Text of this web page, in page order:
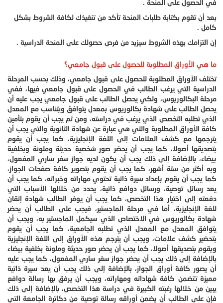
في الحصول على المنحة .
بعد أن تقوم بكتابة طلبات المنحة تأكد من تنفيذك لكافة الشروط بشكل
كامل .
إن التزامك بهذه الشروط سيزيد من فرص حصولك على المنحة الدراسية .
ما هي الأوراق المطلوبة للحصول على قبول جامعي؟
تختلف الأوراق المطلوبة للحصول على قبول جامعي، وذلك بحسب المرحلة
الدراسية التي يرغب الطالب في الحصول على قبول جامعي فيها، ففي
مرحلة البكالوريوس، ولكي يحصل الطالب على قبول جامعي يجب عليه أن
يحصل الطالب على شهادة بكالوريوس بمعدل يتوافق ويتناسب مع المعدل
الذي تطلبه التخصص الذي يرغب في دراسته، ومن ثم يجب أن يقوم بتأمين
كافة الأوراق المطلوبة والتي هي عبارة عن شهادة الثانوية والتي يجب أن
يترجمها مع كشف العلامات إلى اللغة الإنجليزية، كما يجب أن يقوم
بتصديقها أصولا، كما يجب أن يحضر صور شخصية حديثة وملونة وبخلفية
بيضاء، بالإضافة إلى ذلك يجب أن يكون لديه جواز سفر ساري المفعول،
وبه أكثر من ستة أشهر، كما يجب أن يقوم بتصوير كافة صفحات الجواز،
كما يجب أن يقوم بإعداد سيرة ذاتية تحتوي مهاراته وخبراته، كما يجب أن
يعد رسائل توصية، ورسائل دوافع ذاتية، يحدد من خلالها الأسباب التي
دفعته إلى اختيار هذا التخصص، كما يجب أن يوفر الطالب شهادة إتقان
للغة الإنجليزية، أما في مرحلة الماجستير، فيجب على الطالب أن يحضر
شهادة بكالوريوس في الاختصاص الذي سيكمل الماجستير به، ويجب أن
يتوافق المعدل مع المعدل الذي تطلبه الجامعية، كما يجب أن يقوم
بتحضير كشف علامات، ويجب أن يترجم هذه الأوراق إلى اللغة الإنجليزية
ويقوم بتصديقها أصولا، كما يجب أن يحضر صور حديثة وملونة بخلفية بيضاء
بالإضافة إلى ذلك يجب أن يحضر جواز سفر ساري المفعول، كما يجب عليه
أن يصور كافة أوراق الجواز، بالإضافة إلى ذلك يجب أن يعد سيرة ذاتية
مميزة تتضمن كافة شهاداته ومهاراته، ويجب أن يرفق بها رسالة دوافع
يبين من خلالها رغبته الكبيرة في دراسة هذا التخصص، بالإضافة إلى ذلك
فإن على الطالب أن يضمن أوراقه رسالة توصية من دكاترة الجامعة التي